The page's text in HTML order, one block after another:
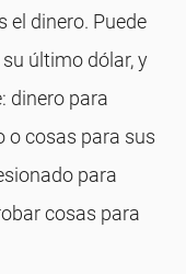
el dinero. Puede
último dólar, y
dinero para
o cosas para sus
para
cosas para